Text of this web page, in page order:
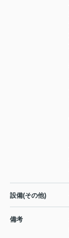
設備(その他)
備考